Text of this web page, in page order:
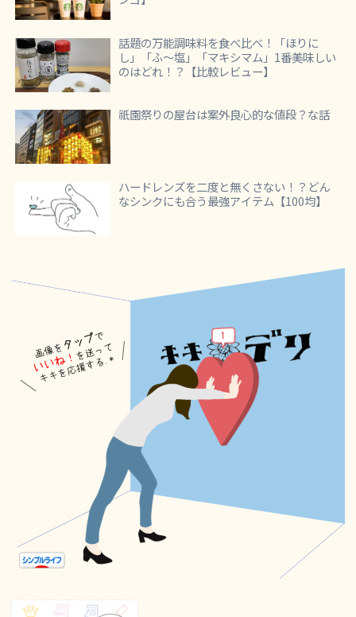
話題の万能調味料を食べ比べ！「ほりに
し」「ふ～塩」「マキシマム」1番美味しい
のはどれ！？【比較レビュー】
祇園祭りの屋台は案外良心的な値段？な話
ハードレンズを二度と無くさない！？どん
なシンクにも合う最強アイテム【100均】